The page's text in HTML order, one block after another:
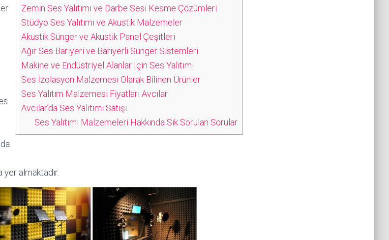
Zemin Ses Yalıtımı ve Darbe Sesi Kesme Çözümleri
Stüdyo Ses Yalıtımı ve Akustik Malzemeler
Akustik Sünger ve Akustik Panel Çeşitleri
Ağır Ses Bariyeri ve Bariyerli Sünger Sistemleri
Makine ve Endüstriyel Alanlar İçin Ses Yalıtımı
Ses İzolasyon Malzemesi Olarak Bilinen Ürünler
Ses Yalıtım Malzemesi Fiyatları Avcılar
Avcılar’da Ses Yalıtımı Satışı
Ses Yalıtımı Malzemeleri Hakkında Sık Sorulan Sorular
almaktadır.